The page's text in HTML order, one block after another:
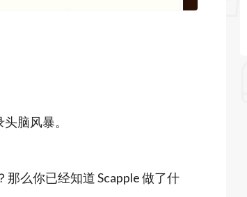
脑风暴。
么你已经知道 Scapple 做了什